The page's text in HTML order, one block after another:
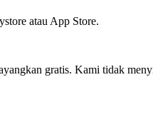
atau App Store.
gratis. Kami tidak